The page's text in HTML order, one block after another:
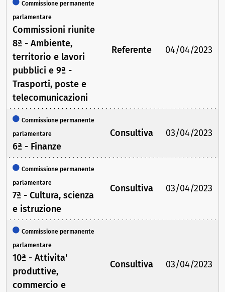
Commissione permanente
parlamentare
Commissioni riunite
8ª - Ambiente,
territorio e lavori
pubblici e 9ª -
Trasporti, poste e
telecomunicazioni
Referente 04/04/2023
Commissione permanente
parlamentare
6ª - Finanze
Consultiva 03/04/2023
Commissione permanente
parlamentare
7ª - Cultura, scienza
e istruzione
Consultiva 03/04/2023
Commissione permanente
parlamentare
10ª - Attivita'
produttive,
commercio e
Consultiva 03/04/2023